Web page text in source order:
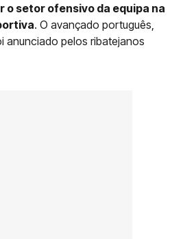
o setor ofensivo da equipa na
. O avançado português,
anunciado pelos ribatejanos